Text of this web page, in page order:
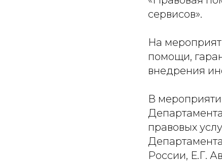
сервисов».
На
помощи,
внедрения
В
правовых
России, Е.Г.